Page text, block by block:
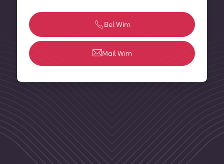
Bel Wim
Mail Wim